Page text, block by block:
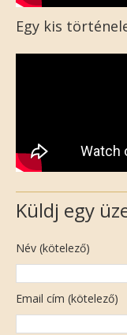
Egy kis
Küldj egy
Név (kötelező)
Email cím (kötelező)